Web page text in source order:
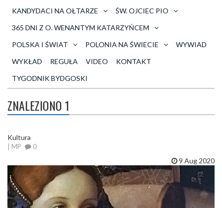
KANDYDACI NA OŁTARZE
ŚW. OJCIEC PIO
365 DNI Z O. WENANTYM KATARZYŃCEM
POLSKA I ŚWIAT
POLONIA NA ŚWIECIE
WYWIAD
WYKŁAD
REGUŁA VIDEO
KONTAKT
TYGODNIK BYDGOSKI
ZNALEZIONO 1
Kultura
| MP 0
9 Aug 2020